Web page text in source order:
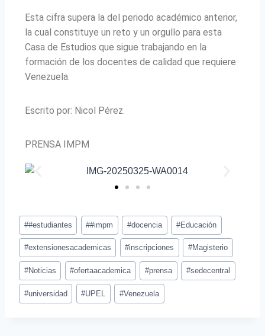
Esta cifra supera la del periodo académico anterior,
la cual constituye un reto y un orgullo para esta
Casa de Estudios que sigue trabajando en la
formación de los docentes de calidad que requiere
Venezuela.
Escrito por: Nicol Pérez.
PRENSA IMPM
##estudiantes ##impm #docencia #Educación
#extensionesacademicas #inscripciones #Magisterio
#Noticias #ofertaacademica #prensa #sedecentral
#universidad #UPEL #Venezuela